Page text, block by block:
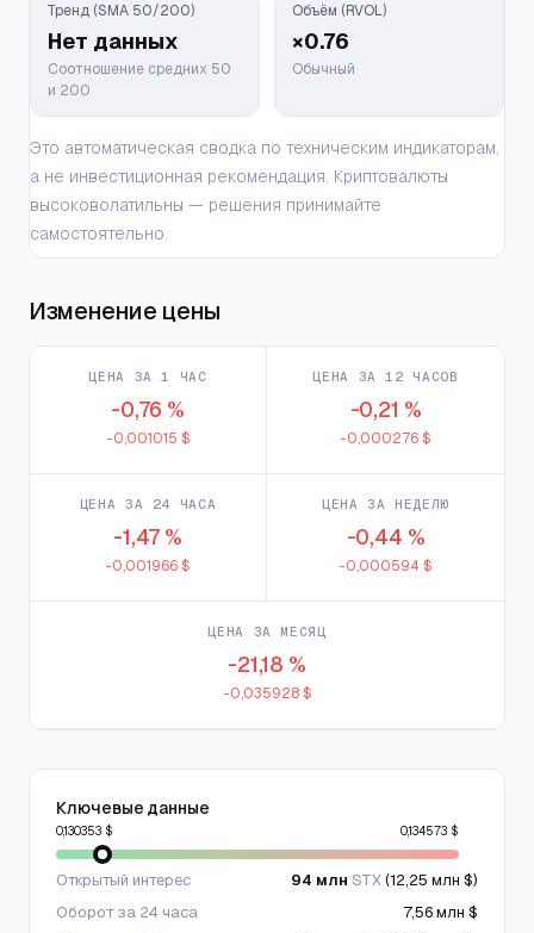
Тренд (SMA 50/200)
Нет данных
Соотношение средних 50
и 200
Объём (RVOL)
×0.76
Обычный
Это автоматическая сводка по техническим индикаторам,
а не инвестиционная рекомендация. Криптовалюты
высоковолатильны — решения принимайте
самостоятельно.
Изменение цены
ЦЕНА ЗА 1 ЧАС
-0,76 %
-0,001015 $
ЦЕНА ЗА 12 ЧАСОВ
-0,21 %
-0,000276 $
ЦЕНА ЗА 24 ЧАСА
-1,47 %
-0,001966 $
ЦЕНА ЗА НЕДЕЛЮ
-0,44 %
-0,000594 $
ЦЕНА ЗА МЕСЯЦ
-21,18 %
-0,035928 $
Ключевые данные
0,130353 $ 0,134573 $
Открытый интерес 94 млн STX(12,25 млн $)
Оборот за 24 часа
7,56 млн $